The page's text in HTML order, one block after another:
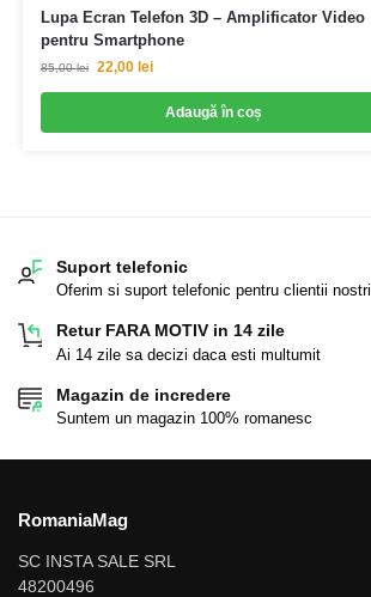
Lupa Ecran Telefon 3D – Amplificator Video
pentru Smartphone
85,00lei 22,00 lei
Adaugă în coș
Suport telefonic
Oferim si suport telefonic pentru clientii nostri
Retur FARA MOTIV in 14 zile
Ai 14 zile sa decizi daca esti multumit
Magazin de incredere
Suntem un magazin 100% romanesc
RomaniaMag
SC INSTA SALE SRL
48200496